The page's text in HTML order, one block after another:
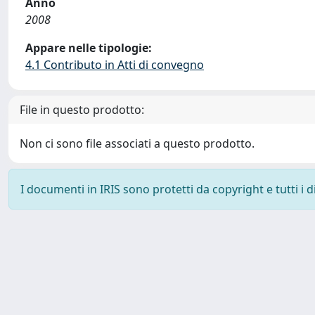
2008
Appare nelle tipologie:
4.1 Contributo in Atti di convegno
File in questo prodotto:
Non ci sono file associati a questo prodotto.
I documenti in IRIS sono protetti da copyright e tutti i